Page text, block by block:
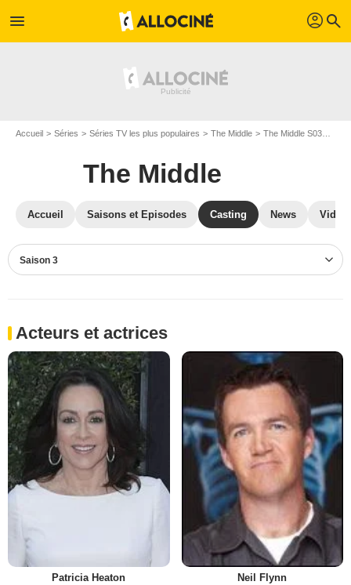
menu profil search
Accueil Séries Séries TV les plus populaires The Middle The Middle S03
The Middle
Accueil Saisons et Episodes Casting News
Saison 3
Acteurs et actrices
Patricia Heaton Neil Flynn